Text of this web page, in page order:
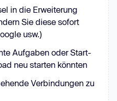
in die Erweiterung
Sie diese sofort
usw.)
Aufgaben oder Start-
neu starten könnten
Verbindungen zu